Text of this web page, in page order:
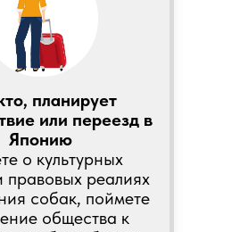
планирует
или переезд в
Японию
о культурных
правовых реалиях
собак, поймете
общества к